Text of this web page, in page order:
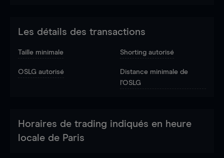
Les détails des transactions
Taille minimale Shorting autorisé
OSLG autorisé
Distance minimale de
l'OSLG
Horaires de trading indiqués en heure
locale de Paris